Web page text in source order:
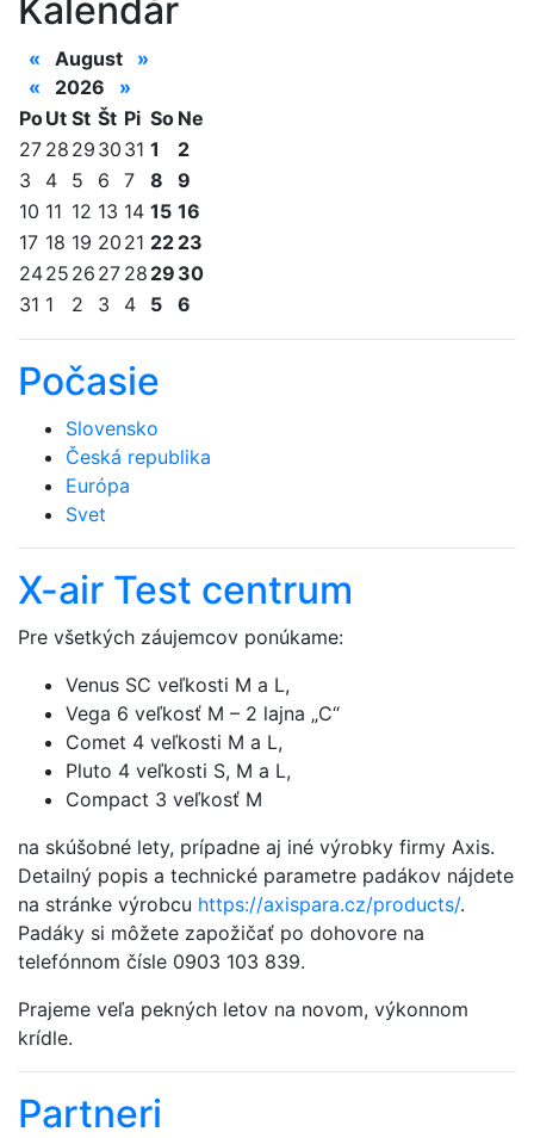
Kalendár
« August
»
«
2026
»
PoUt St Št Pi So Ne
27 28 29 30 31 1
2
3
4 5 6 7 8
9
10 11 12 13 14 15 16
17 18 19 20 21 22 23
2425 26 27 28 29 30
31 1 2 3 4 5 6
Počasie
Slovensko
Česká republika
Európa
Svet
X-air Test centrum
Pre všetkých záujemcov ponúkame:
Venus SC veľkosti M a L,
Vega 6 veľkosť M – 2 lajna „C“
Comet 4 veľkosti M a L,
Pluto 4 veľkosti S, M a L,
Compact 3 veľkosť M
na skúšobné lety, prípadne aj iné výrobky firmy Axis.
Detailný popis a technické parametre padákov nájdete
na stránke výrobcu https://axispara.cz/products/.
Padáky si môžete zapožičať po dohovore na
telefónnom čísle 0903 103 839.
Prajeme veľa pekných letov na novom, výkonnom
krídle.
Partneri